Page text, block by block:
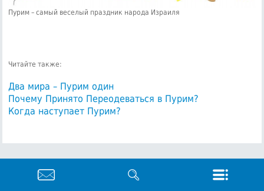
Пурим – самый веселый праздник народа Израиля
Читайте также:
Два мира – Пурим один
Почему Принято Переодеваться в Пурим?
Когда наступает Пурим?